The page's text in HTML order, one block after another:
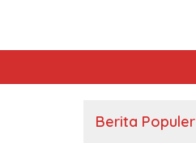
Berita Populer